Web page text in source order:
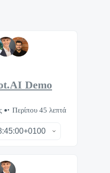
Demo
Περίπου 45 λεπτά